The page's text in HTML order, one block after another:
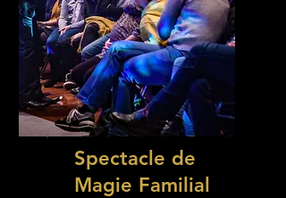
Spectacle de
Magie Familial